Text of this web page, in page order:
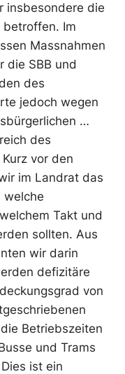
insbesondere die
betroffen. Im
Massnahmen
die SBB und
des
jedoch wegen
…
des
vor den
im Landrat das
welche
Takt und
sollten. Aus
wir darin
defizitäre
von
Betriebszeiten
und Trams
ist ein